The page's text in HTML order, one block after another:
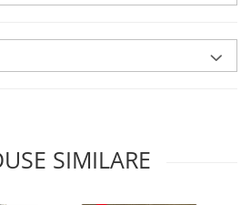
SIMILARE